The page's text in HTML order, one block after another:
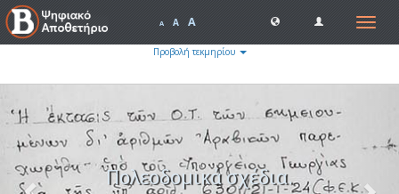
Toggle
A A A
Προβολή τεκμηρίου
Πολεοδομικά σχέδια.